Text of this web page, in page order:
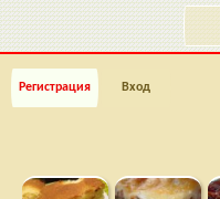
Регистрация Вход